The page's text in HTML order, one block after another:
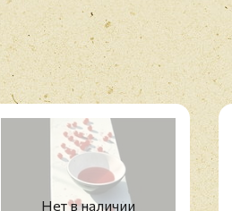
Нет в наличии